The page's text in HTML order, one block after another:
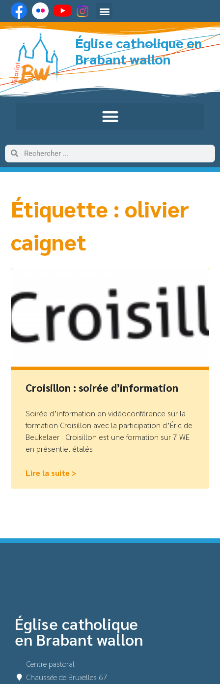
Église catholique en
Brabant wallon
Étiquette : olivier
caignet
Croisillon : soirée d’information
Soirée d’information en vidéoconférence sur la
formation Croisillon avec la participation d’Éric de
Beukelaer Croisillon est une formation sur 7 WE
en présentiel étalés
Lire la suite >
Église catholique
en Brabant wallon
Centre pastoral
Chaussée de Bruxelles 67